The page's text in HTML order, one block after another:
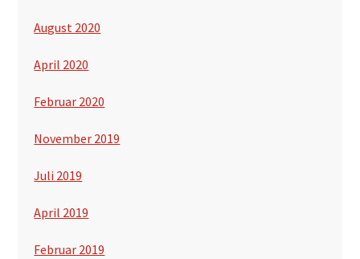
August 2020
April 2020
Februar 2020
November 2019
Juli 2019
April 2019
Februar 2019